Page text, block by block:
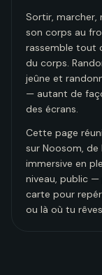
Sortir, marcher,
son corps au
rassemble tout
du corps.
jeûne et
— autant de
des écrans.
Cette page
sur Noosom,
immersive en
niveau, public
carte pour
ou là où tu